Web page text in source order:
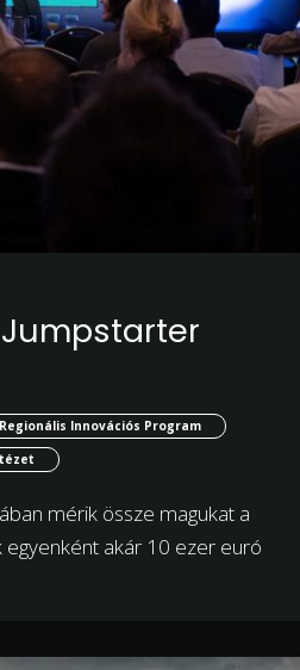
Jumpstarter
Innovációs Program
mérik össze magukat a
akár 10 ezer euró